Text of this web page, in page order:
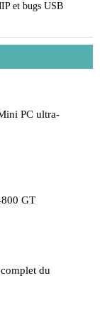
et bugs USB
PC ultra-
GT
du